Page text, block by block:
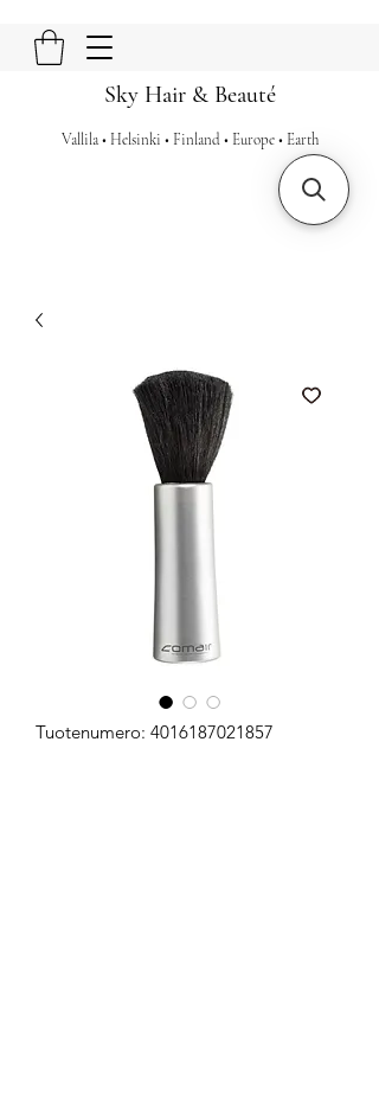
Sky Hair & Beauté
Vallila • Helsinki • Finland • Europe • Earth
Tuotenumero: 4016187021857